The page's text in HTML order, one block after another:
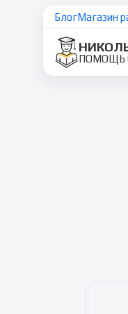
БлогМагазин
ПОМОЩЬ